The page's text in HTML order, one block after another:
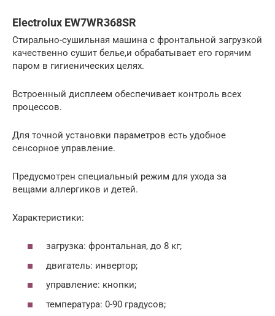
Electrolux EW7WR368SR
Стирально-сушильная машина с фронтальной загрузкой
качественно сушит белье,и обрабатывает его горячим
паром в гигиенических целях.
Встроенный дисплеем обеспечивает контроль всех
процессов.
Для точной установки параметров есть удобное
сенсорное управление.
Предусмотрен специальный режим для ухода за
вещами аллергиков и детей.
Характеристики:
загрузка: фронтальная, до 8 кг;
двигатель: инвертор;
управление: кнопки;
температура: 0-90 градусов;